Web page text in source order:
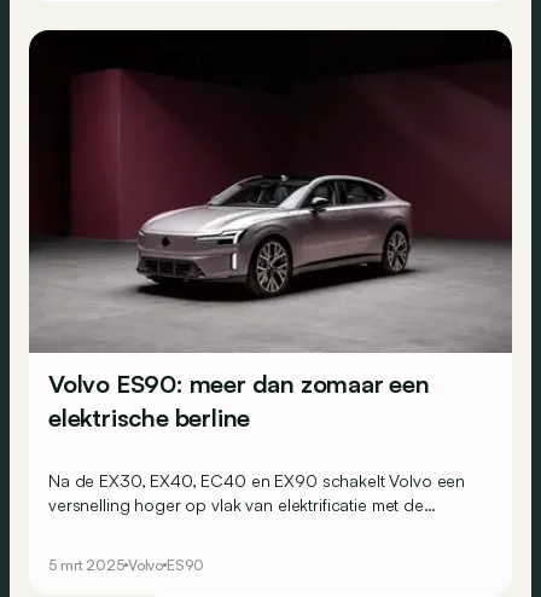
Volvo ES90: meer dan zomaar een
elektrische berline
Na de EX30, EX40, EC40 en EX90 schakelt Volvo een
versnelling hoger op vlak van elektrificatie met de
twijfelaars over de streep wil trekken om afscheid te
5 mrt 2025 Volvo ES90